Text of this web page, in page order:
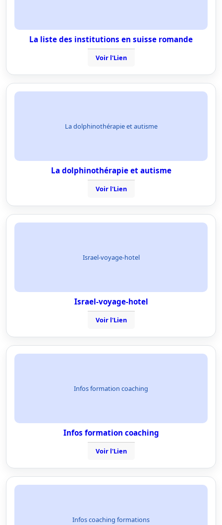
La liste des institutions en suisse romande
Voir l'Lien
La dolphinothérapie et autisme
La dolphinothérapie et autisme
Voir l'Lien
Israel-voyage-hotel
Israel-voyage-hotel
Voir l'Lien
Infos formation coaching
Infos formation coaching
Voir l'Lien
Infos coaching formations